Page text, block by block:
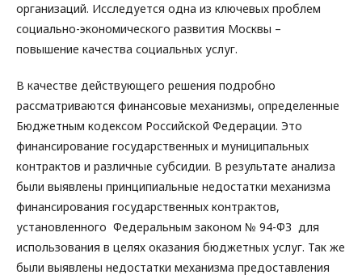
организаций. Исследуется одна из ключевых проблем
социально-экономического развития Москвы –
повышение качества социальных услуг.
В качестве действующего решения подробно
рассматриваются финансовые механизмы, определенные
Бюджетным кодексом Российской Федерации. Это
финансирование государственных и муниципальных
контрактов и различные субсидии. В результате анализа
были выявлены принципиальные недостатки механизма
финансирования государственных контрактов,
установленного Федеральным законом № 94-ФЗ для
использования в целях оказания бюджетных услуг. Так же
были выявлены недостатки механизма предоставления